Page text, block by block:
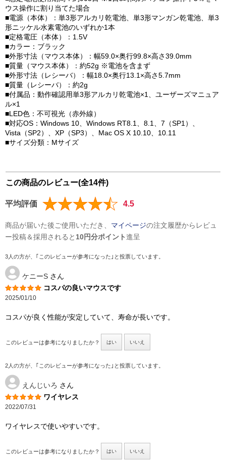
ウス操作に割り当てた場合
■電源（本体）：単3形アルカリ乾電池、単3形マンガン乾電池、単3
形ニッケル水素電池のいずれか1本
■定格電圧（本体）：1.5V
■カラー：ブラック
■外形寸法（マウス本体）：幅59.0×奥行99.8×高さ39.0mm
■質量（マウス本体）：約52g ※電池を含まず
■外形寸法（レシーバ）：幅18.0×奥行13.1×高さ5.7mm
■質量（レシーバ）：約2g
■付属品：動作確認用単3形アルカリ乾電池×1、ユーザーズマニュア
ル×1
■LED色：不可視光（赤外線）
■対応OS：Windows 10、Windows RT8.1、8.1、7（SP1）、
Vista（SP2）、XP（SP3）、Mac OS X 10.10、10.11
■サイズ分類：Mサイズ
この商品のレビュー(全14件)
平均評価 4.5
商品が届いた後ご使用いただき、 マイページの注文履歴からレビュ
ー投稿＆採用されると 10円分ポイント進呈
3人の方が、｢このレビューが参考になった｣と投票しています。
ケニーS さん
コスパの良いマウスです
2025/01/10
コスパが良く性能が安定していて、寿命が長いです。
このレビューは参考になりましたか？ はい いいえ
2人の方が、｢このレビューが参考になった｣と投票しています。
えんじいろ さん
ワイヤレス
2022/07/31
ワイヤレスで使いやすいです。
このレビューは参考になりましたか？ はい いいえ